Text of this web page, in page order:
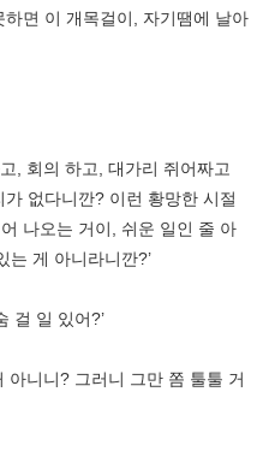
면 이 개목걸이, 자기땜에 날아
, 회의 하고, 대가리 쥐어짜고
없다니깐? 이런 황망한 시절
나오는 거이, 쉬운 일인 줄 아
는 게 아니라니깐?’
걸 일 있어?’
아니니? 그러니 그만 쫌 툴툴 거